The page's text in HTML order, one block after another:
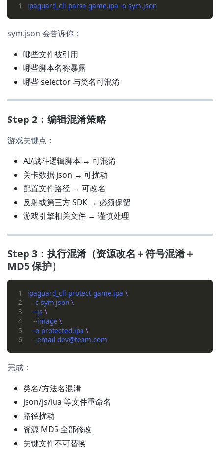
1
sym.json 会告诉你：
哪些文件被引用
哪些脚本名称暴露
哪些 selector 与类名可混淆
Step 2：编辑混淆策略
游戏关键点：
AI/战斗逻辑脚本 → 可混淆
关卡数据 json → 可扰动
配置文件路径 → 可改名
反射或第三方 SDK → 必须保留
游戏引擎相关文件 → 谨慎处理
Step 3：执行混淆（资源改名＋符号混淆＋
MD5 保护）
1 ipaguard_cli protect game.ipa
2
   -c sym.json
3
   --js
4
   --image
5
   -o protected.ipa
6
完成：
类名/方法名混淆
json/js/lua 等文件重命名
路径扰动
资源 MD5 全部修改
关键文件不可替换